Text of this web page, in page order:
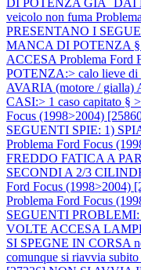
veicolo non fuma
PRESENTANO I
MANCA DI POTENZA §
ACCESA Problema Ford
POTENZA:> calo lieve di
AVARIA (motore / gialla)
CASI:> 1 caso capitato §
Focus (1998>2004)
SEGUENTI SPIE: 1)
Problema Ford Focus
FREDDO FATICA A
SECONDI A 2/3
Ford Focus (1998>2004)
Problema Ford Focus
SEGUENTI PROBLEMI:
VOLTE ACCESA
SI SPEGNE IN CORSA
comunque si riavvia subito